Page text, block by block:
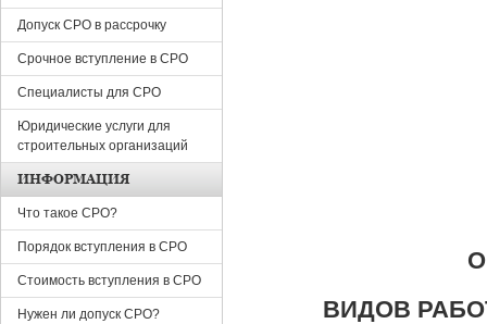
ВИДОВ
Допуск СРО в рассрочку
Срочное вступление в СРО
Специалисты для СРО
Юридические услуги для
строительных организаций
ИНФОРМАЦИЯ
Что такое СРО?
Порядок вступления в СРО
Стоимость вступления в СРО
Нужен ли допуск СРО?